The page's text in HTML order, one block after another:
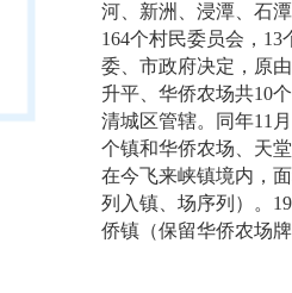
河、新洲、浸潭、石
164个村民委员会，13
委、市政府决定，原
升平、华侨农场共10
清城区管辖。同年11
个镇和华侨农场、天
在今飞来峡镇境内，
列入镇、场序列）。
侨镇（保留华侨农场